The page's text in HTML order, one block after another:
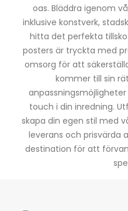
oas. Bläddra igenom
inklusive konstverk,
hitta det perfekta
posters är tryckta med
omsorg för att
kommer till sin
touch i din inredning.
skapa din egen stil med
leverans och prisvärda
destination för att